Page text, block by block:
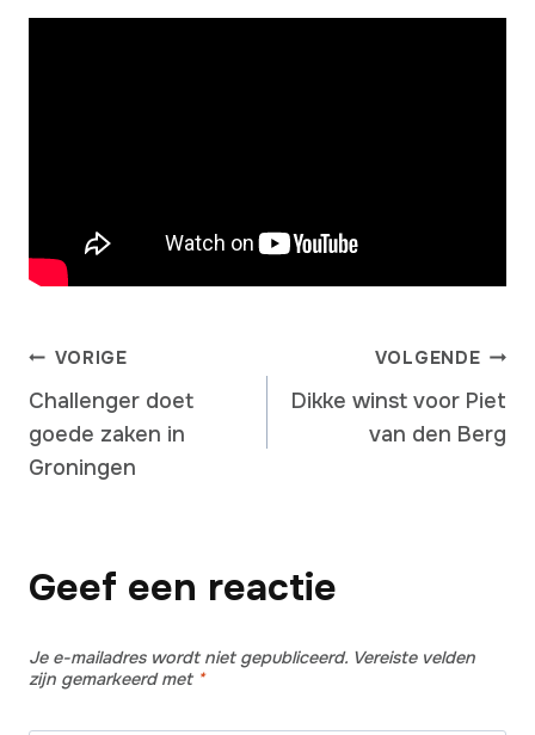
BERICHT
NAVIGATIE
VORIGE
Challenger doet
goede zaken in
Groningen
VOLGENDE
Dikke winst voor Piet
van den Berg
Geef een reactie
Je e-mailadres wordt niet gepubliceerd. Vereiste velden
zijn gemarkeerd met *